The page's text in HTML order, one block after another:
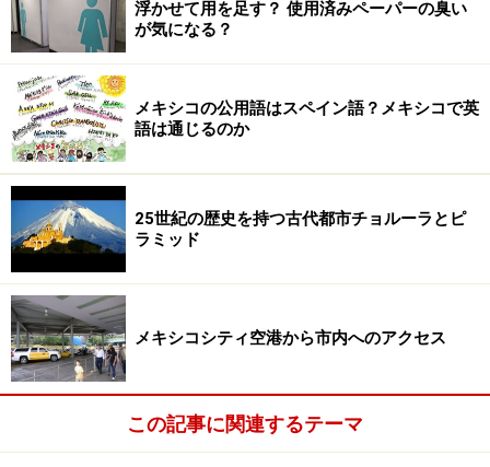
＜DATA＞
■Museo de arte popular
ル）
住所：Revillagigedo11, esq. Independencia, Col. Centro
開館時間：10:00～18:00 （水曜～21:00）月曜休
料金：40メキシコペソ（日曜無料）
アクセス：地下鉄3号線 Juares（フアレス）駅から徒歩3
分
TEL：5510-2201
テナンゴの刺繍テキスタイルをお土産に！
浮かせて用を足す？ 使用済みペーパーの臭い
が気になる？
メキシコの公用語はスペイン語？メキシコで英
語は通じるのか
25世紀の歴史を持つ古代都市チョルーラとピ
ラミッド
メキシコシティ空港から市内へのアクセス
この記事に関連するテーマ